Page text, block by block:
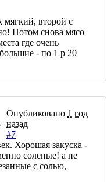
мягкий, второй с
Потом снова мясо
где очень
- по 1 р 20
Опубликовано 1 год
назад
#7
Хорошая закуска -
соленые! а не
с солью,